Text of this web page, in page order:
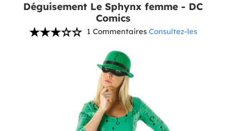
Déguisement Le Sphynx femme - DC
Comics
1 Commentaires Consultez-les